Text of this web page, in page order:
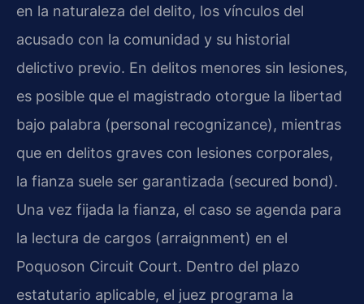
en la naturaleza del delito, los vínculos del
acusado con la comunidad y su historial
delictivo previo. En delitos menores sin lesiones,
es posible que el magistrado otorgue la libertad
bajo palabra (personal recognizance), mientras
que en delitos graves con lesiones corporales,
la fianza suele ser garantizada (secured bond).
Una vez fijada la fianza, el caso se agenda para
la lectura de cargos (arraignment) en el
Poquoson Circuit Court. Dentro del plazo
estatutario aplicable, el juez programa la